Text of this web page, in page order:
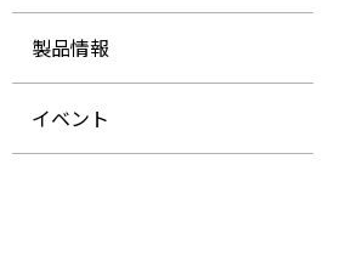
製品情報
イベント